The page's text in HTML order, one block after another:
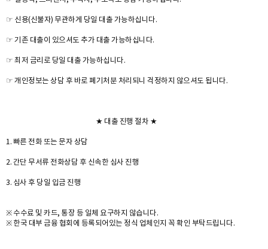
☞ 신용(신불자) 무관하게 당일 대출 가능하십니다.
☞ 기존 대출이 있으셔도 추가 대출 가능하십니다.
☞ 최저 금리로 당일 대출 가능하십니다.
☞ 개인정보는 상담 후 바로 폐기처분 처리되니 걱정하지 않으셔도 됩니다.
★ 대출 진행 절차 ★
1. 빠른 전화 또는 문자 상담
2. 간단 무서류 전화상담 후 신속한 심사 진행
3. 심사 후 당일 입금 진행
※ 수수료 및 카드, 통장 등 일체 요구하지 않습니다.
※ 한국 대부 금융 협회에 등록되어있는 정식 업체인지 꼭 확인 부탁드립니다.